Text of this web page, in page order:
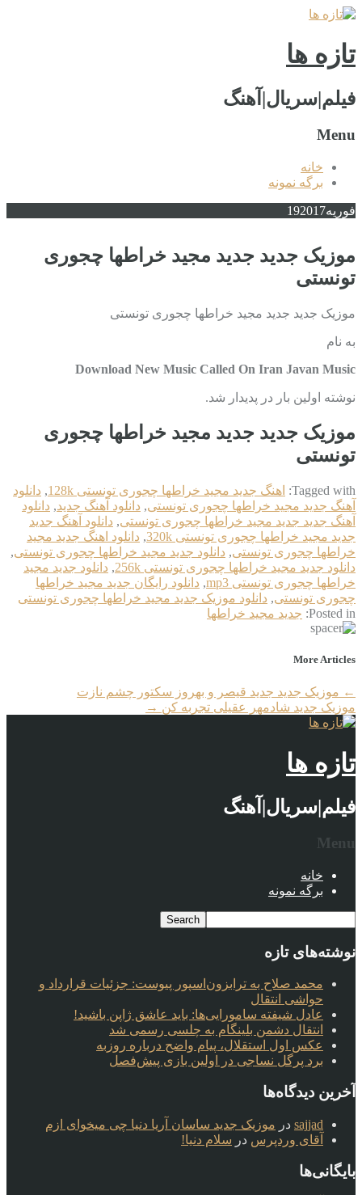
تازه ها
فیلم|سریال|آهنگ
Menu
خانه
برگه نمونه
فوریه 192017
موزیک جدید جديد مجید خراطها چجوری
تونستی
موزیک جدید جديد مجید خراطها چجوری تونستی
به نام
Download New Music Called On Iran Javan Music
نوشته اولین بار در پدیدار شد.
موزیک جدید جديد مجید خراطها چجوری
تونستی
Tagged with: اهنگ جديد مجید خراطها چجوری تونستی 128k , دانلود
آهنگ جديد مجید خراطها چجوری تونستی, دانلود آهنگ جدید, دانلود
آهنگ جدید جديد مجید خراطها چجوری تونستی, دانلود آهنگ جدید
جديد مجید خراطها چجوری تونستی 320k
, دانلود اهنگ جديد مجید
خراطها چجوری تونستی, دانلود جديد مجید خراطها چجوری تونستی,
دانلود جديد مجید خراطها چجوری تونستی 256k
, دانلود جديد مجید
خراطها چجوری تونستی mp3
, دانلود رایگان جديد مجید خراطها
چجوری تونستی, دانلود موزیک جديد مجید خراطها چجوری تونستی
Posted in: جديد مجید خراطها
More Articles
← موزیک جدید جديد قیصر و بهروز سکتور چشم نازت
موزیک جدید شادمهر عقیلی تجربه کن →
تازه ها
فیلم|سریال|آهنگ
Menu
خانه
برگه نمونه
نوشته‌های تازه
محمد صلاح به ترابزون‌اسپور پیوست: جزئیات قرارداد و
حواشی انتقال
عادل شیفته سامورایی‌ها: باید عاشق ژاپن باشید!
انتقال دشمن بلینگام به چلسی رسمی شد
عکس اول استقلال، پیام واضح درباره روزبه
برد پرگل نساجی در اولین بازی پیش‌فصل
آخرین دیدگاه‌ها
sajjad در موزیک جدید ساسان آریا دنیا چی میخوای ازم
آقای وردپرس در سلام دنیا!
بایگانی‌ها